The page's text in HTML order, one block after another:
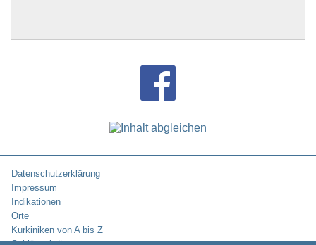
Datenschutzerklärung
Impressum
Indikationen
Orte
Kurkiniken von A bis Z